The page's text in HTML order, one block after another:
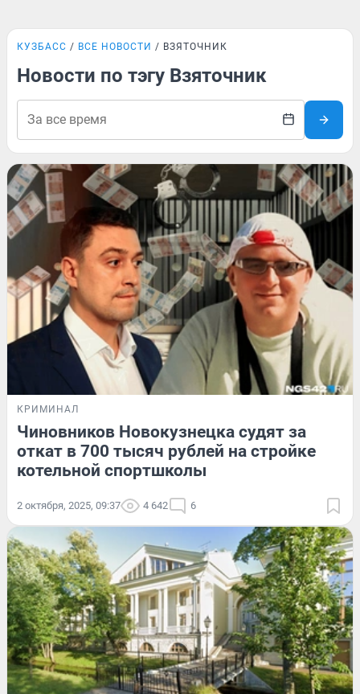
КУЗБАСС ВСЕ НОВОСТИ ВЗЯТОЧНИК
Новости по тэгу Взяточник
КРИМИНАЛ
Чиновников Новокузнецка судят за
откат в 700 тысяч рублей на стройке
котельной спортшколы
2 октября, 2025, 09:37 4 642 6